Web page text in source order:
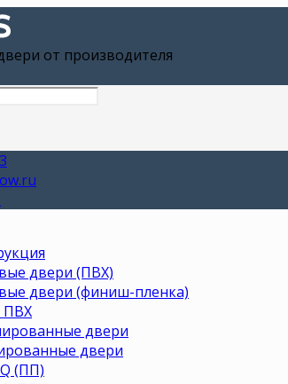
от производителя
двери (ПВХ)
двери (финиш-пленка)
ПВХ
двери
двери
(ПП)